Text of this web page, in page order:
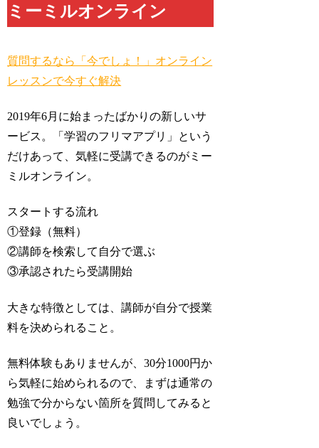
ミーミルオンライン
質問するなら「今でしょ！」オンライン
レッスンで今すぐ解決
2019年6月に始まったばかりの新しいサ
ービス。「学習のフリマアプリ」という
だけあって、気軽に受講できるのがミー
ミルオンライン。
スタートする流れ
①登録（無料）
②講師を検索して自分で選ぶ
③承認されたら受講開始
大きな特徴としては、講師が自分で授業
料を決められること。
無料体験もありませんが、30分1000円か
ら気軽に始められるので、まずは通常の
勉強で分からない箇所を質問してみると
良いでしょう。